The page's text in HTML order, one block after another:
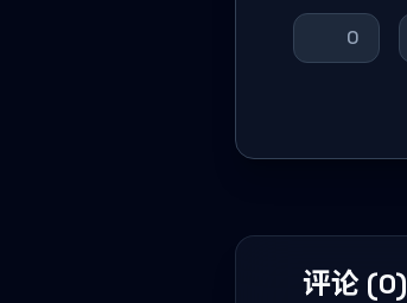
0
评论 (0)